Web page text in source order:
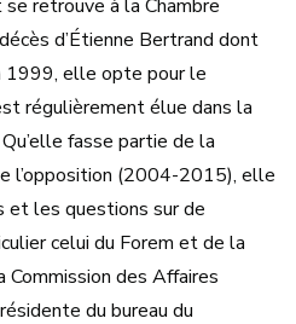
retrouve à la Chambre
d’Étienne Bertrand dont
elle opte pour le
régulièrement élue dans la
fasse partie de la
l’opposition (2004-2015), elle
les questions sur de
celui du Forem et de la
Commission des Affaires
du bureau du